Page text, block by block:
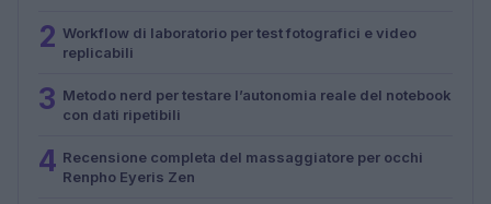
2 Workflow di laboratorio per test fotografici e video
replicabili
3 Metodo nerd per testare l’autonomia reale del notebook
con dati ripetibili
4 Recensione completa del massaggiatore per occhi
Renpho Eyeris Zen